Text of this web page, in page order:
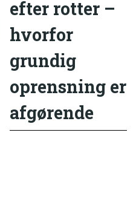
efter rotter –
hvorfor
grundig
oprensning er
afgørende